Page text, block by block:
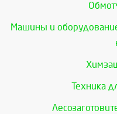
Машины и
Техника